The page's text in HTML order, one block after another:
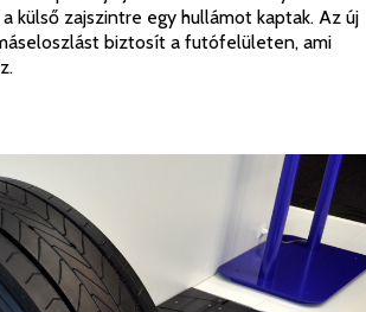
külső zajszintre egy hullámot kaptak. Az új
biztosít a futófelületen, ami